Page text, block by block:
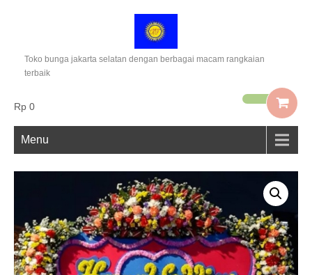
Toko bunga jakarta selatan dengan berbagai macam rangkaian
terbaik
Rp 0
Menu